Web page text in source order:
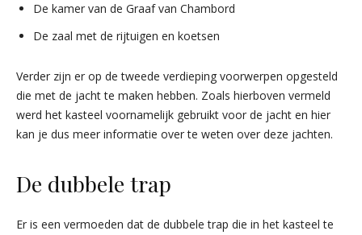
De kamer van de Graaf van Chambord
De zaal met de rijtuigen en koetsen
Verder zijn er op de tweede verdieping voorwerpen opgesteld
die met de jacht te maken hebben. Zoals hierboven vermeld
werd het kasteel voornamelijk gebruikt voor de jacht en hier
kan je dus meer informatie over te weten over deze jachten.
De dubbele trap
Er is een vermoeden dat de dubbele trap die in het kasteel te